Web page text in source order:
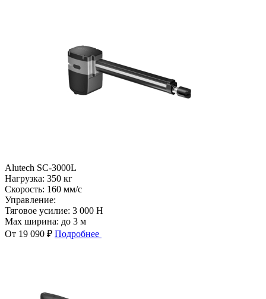
Alutech SC-3000L
Нагрузка: 350 кг
Скорость: 160 мм/с
Управление:
Тяговое усилие: 3 000 Н
Max ширина: до 3 м
От 19 090 ₽ Подробнее